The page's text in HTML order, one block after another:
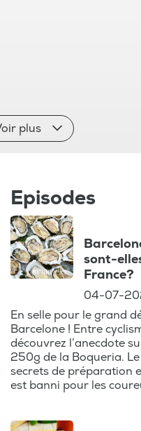
plus
Episodes
sont-
France?
04-07-
En selle pour le grand
Barcelone ! Entre
découvrez l’anecdote
250g de la Boqueria.
secrets de préparation
est banni pour les